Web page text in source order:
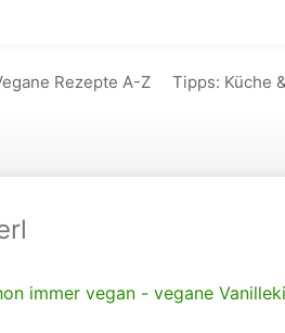
Rezepte A-Z Tipps: Küche